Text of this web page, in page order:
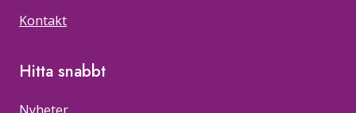
Kontakt
Hitta snabbt